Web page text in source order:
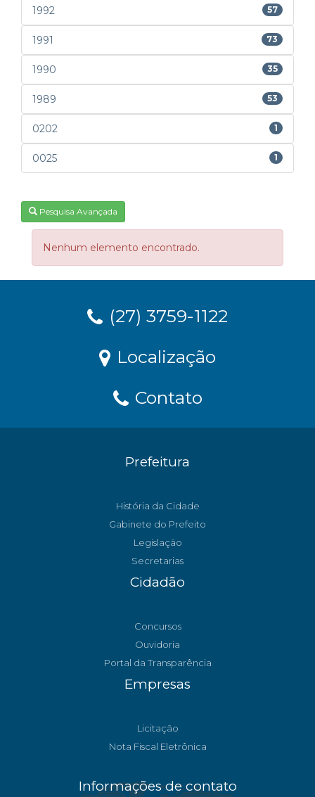
1992 57
1991 73
1990 35
1989 53
0202 1
0025 1
Pesquisa Avançada
Nenhum elemento encontrado.
(27) 3759-1122
Localização
Contato
Prefeitura
História da Cidade
Gabinete do Prefeito
Legislação
Secretarias
Cidadão
Concursos
Ouvidoria
Portal da Transparência
Empresas
Licitação
Nota Fiscal Eletrônica
Informações de contato